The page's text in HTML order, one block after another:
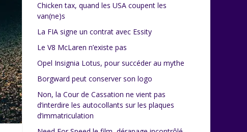
Chicken tax, quand les USA coupent les
van(ne)s
La FIA signe un contrat avec Essity
Le V8 McLaren n’existe pas
Opel Insignia Lotus, pour succéder au mythe
Borgward peut conserver son logo
Non, la Cour de Cassation ne vient pas
d’interdire les autocollants sur les plaques
d’immatriculation